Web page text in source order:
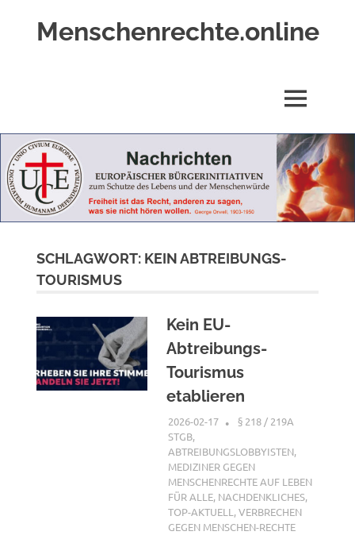
Menschenrechte.online
Geborene
wie
für
Ungeborene
MENÜ
SCHLAGWORT: KEIN ABTREIBUNGS-
TOURISMUS
Kein EU-
Abtreibungs-
Tourismus
etablieren
2026-02-17 XX
§ 218 / 219A
STGB,
ABTREIBUNGSLOBBYISTEN,
MEDIZINER GEGEN
MENSCHENRECHTE AUF LEBEN
FÜR ALLE, NACHDENKLICHES,
TOP-AKTUELL ,VERBRECHEN
GEGEN MENSCHEN-RECHTE